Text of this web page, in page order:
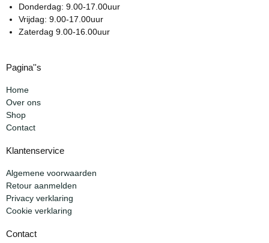
Donderdag: 9.00-17.00uur
Vrijdag: 9.00-17.00uur
Zaterdag 9.00-16.00uur
Pagina''s
Home
Over ons
Shop
Contact
Klantenservice
Algemene voorwaarden
Retour aanmelden
Privacy verklaring
Cookie verklaring
Contact